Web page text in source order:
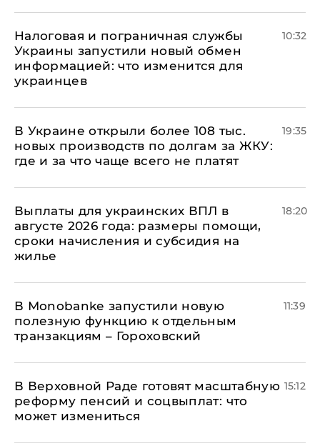
Налоговая и пограничная службы
Украины запустили новый обмен
информацией: что изменится для
украинцев
10:32
В Украине открыли более 108 тыс.
новых производств по долгам за ЖКУ:
где и за что чаще всего не платят
19:35
Выплаты для украинских ВПЛ в
августе 2026 года: размеры помощи,
сроки начисления и субсидия на
жилье
18:20
В Мonobankе запустили новую
полезную функцию к отдельным
транзакциям – Гороховский
11:39
В Верховной Раде готовят масштабную
реформу пенсий и соцвыплат: что
может измениться
15:12